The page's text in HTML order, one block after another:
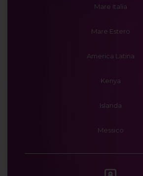
Mare Italia
Mare Estero
America Latina
Kenya
Islanda
Messico